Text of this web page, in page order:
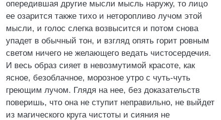
опередившая другие мысли мысль наружу, то лицо
ее озарится также тихо и неторопливо лучом этой
мысли, и голос слегка возвысится и потом снова
упадет в обычный тон, и взгляд опять горит ровным
светом ничего не желающего ведать чистосердечия.
И весь образ сияет в невозмутимой красоте, как
ясное, безоблачное, морозное утро с чуть-чуть
греющим лучом. Глядя на нее, без доказательств
поверишь, что она не ступит неправильно, не выйдет
из магического круга чистоты и сияния не